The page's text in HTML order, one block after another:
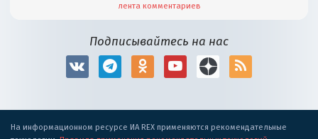
лента комментариев
Подписывайтесь на нас
На информационном ресурсе ИА REX применяются рекомендательные